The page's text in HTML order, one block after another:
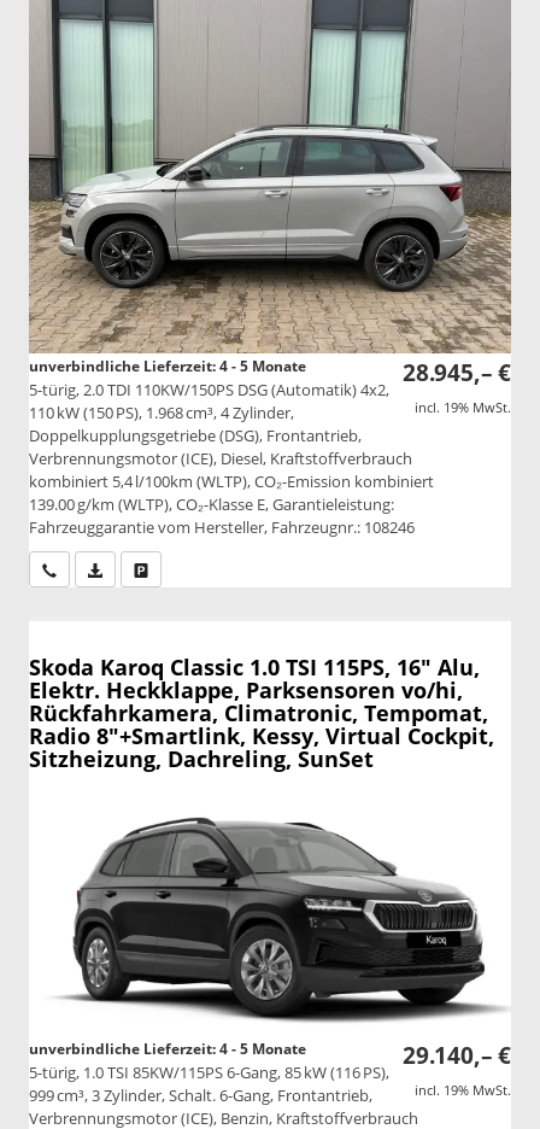
28.945,– €
incl. 19% MwSt.
unverbindliche Lieferzeit: 4 - 5 Monate
5-türig, 2.0 TDI 110KW/150PS DSG (Automatik) 4x2,
110 kW (150 PS), 1.968 cm³, 4 Zylinder,
Doppelkupplungsgetriebe (DSG), Frontantrieb,
Verbrennungsmotor (ICE), Diesel, Kraftstoffverbrauch
kombiniert 5,4 l/100km (WLTP), CO₂-Emission kombiniert
139.00 g/km (WLTP), CO₂-Klasse E, Garantieleistung:
Fahrzeuggarantie vom Hersteller, Fahrzeugnr.: 108246
Wir rufen Sie anPDF-Datei, Fahrzeugexposé drucken
Skoda Karoq Classic 1.0 TSI 115PS, 16" Alu,
Elektr. Heckklappe, Parksensoren vo/hi,
Rückfahrkamera, Climatronic, Tempomat,
Radio 8"+Smartlink, Kessy, Virtual Cockpit,
Sitzheizung, Dachreling, SunSet
29.140,– €
incl. 19% MwSt.
unverbindliche Lieferzeit: 4 - 5 Monate
5-türig, 1.0 TSI 85KW/115PS 6-Gang, 85 kW (116 PS),
999 cm³, 3 Zylinder, Schalt. 6-Gang, Frontantrieb,
Verbrennungsmotor (ICE), Benzin, Kraftstoffverbrauch